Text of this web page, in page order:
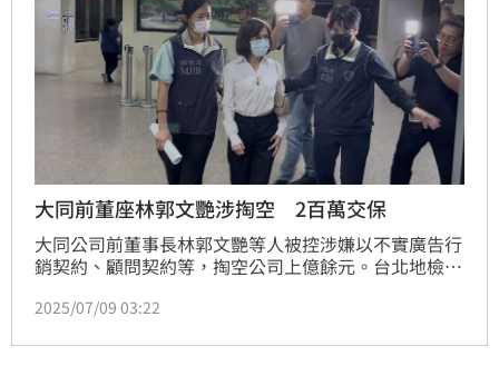
大同前董座林郭文艷涉掏空 2百萬交保
大同公司前董事長林郭文艷等人被控涉嫌以不實廣告行
銷契約、顧問契約等，掏空公司上億餘元。台北地檢署
喚林郭文艷等10名被告到案，另提訊已在監服刑的大同
夜11點多，被移送北檢，經複訊後，9日凌晨檢方諭令
2025/07/09 03:22